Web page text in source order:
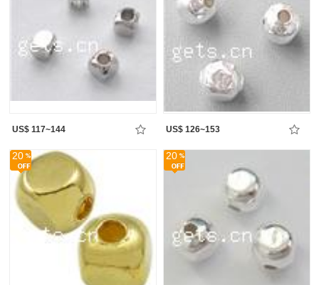
US$ 117~144 US$ 126~153
20 20